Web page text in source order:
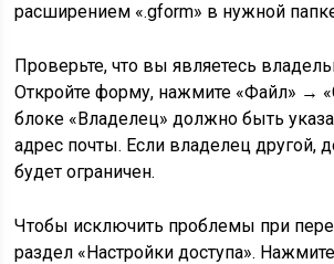
расширением «.gform» в нужной
Проверьте, что вы являетесь
Откройте форму, нажмите «Файл» →
блоке «Владелец» должно быть
адрес почты. Если владелец другой,
будет ограничен.
Чтобы исключить проблемы при
раздел «Настройки доступа».